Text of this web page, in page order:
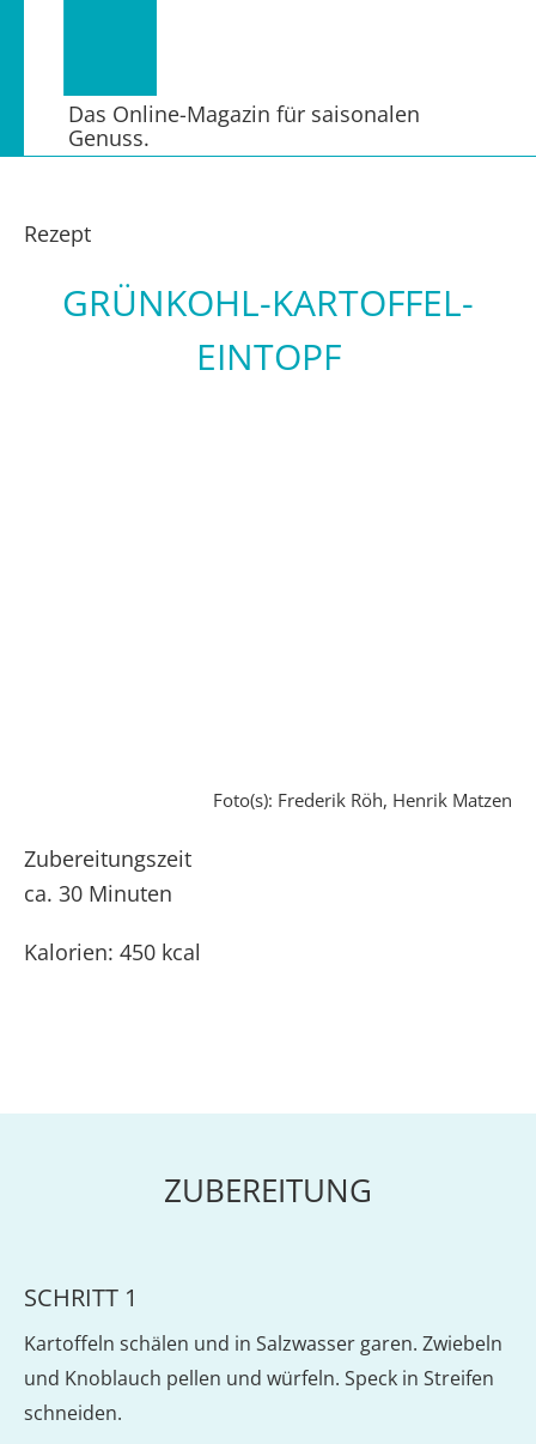
Das Online-Magazin für saisonalen
Genuss.
Rezept
GRÜNKOHL-KARTOFFEL-
EINTOPF
Foto(s): Frederik Röh, Henrik Matzen
Zubereitungszeit
ca. 30 Minuten
Kalorien: 450 kcal
ZUBEREITUNG
SCHRITT 1
Kartoffeln schälen und in Salzwasser garen. Zwiebeln
und Knoblauch pellen und würfeln. Speck in Streifen
schneiden.